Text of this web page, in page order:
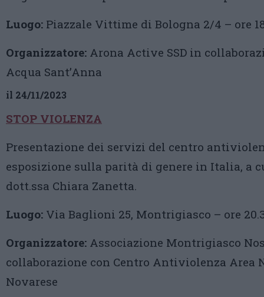
Luogo: Piazzale Vittime di Bologna 2/4 – ore
Organizzatore: Arona Active SSD in
Acqua Sant’Anna
il 24/11/2023
STOP VIOLENZA
Presentazione dei servizi del centro
esposizione sulla parità di genere in Italia, a
dott.ssa Chiara Zanetta.
Luogo: Via Baglioni 25, Montrigiasco – ore
Organizzatore: Associazione Montrigiasco
collaborazione con Centro Antiviolenza Area
Novarese